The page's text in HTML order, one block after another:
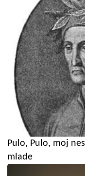
Pulo, Pulo, moj
mlade